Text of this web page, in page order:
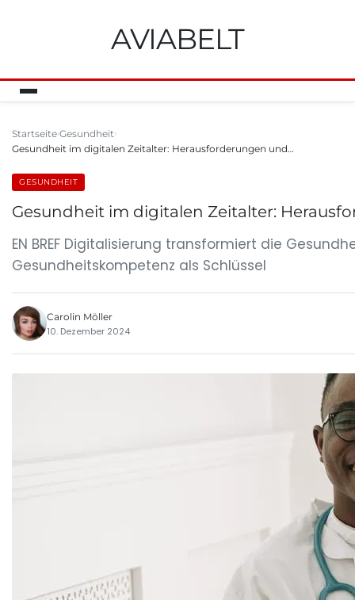
AVIABELT
Startseite Gesundheit
Gesundheit im digitalen Zeitalter: Herausforderungen und…
GESUNDHEIT
Gesundheit im digitalen Zeitalter:
EN BREF Digitalisierung transformiert die
Gesundheitskompetenz als Schlüssel
Carolin Möller
10. Dezember 2024